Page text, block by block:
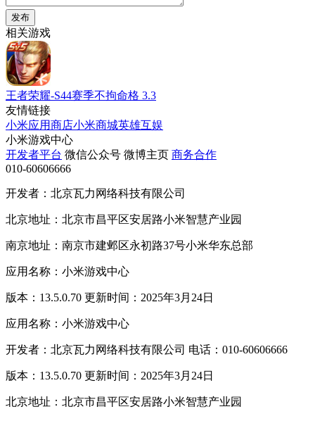
发布
相关游戏
王者荣耀-S44赛季不拘命格 3.3
友情链接
小米应用商店小米商城英雄互娱
小米游戏中心
开发者平台 微信公众号 微博主页 商务合作
010-60606666
开发者：北京瓦力网络科技有限公司
北京地址：北京市昌平区安居路小米智慧产业园
南京地址：南京市建邺区永初路37号小米华东总部
应用名称：小米游戏中心
版本：13.5.0.70 更新时间：2025年3月24日
应用名称：小米游戏中心
开发者：北京瓦力网络科技有限公司 电话：010-60606666
版本：13.5.0.70 更新时间：2025年3月24日
北京地址：北京市昌平区安居路小米智慧产业园